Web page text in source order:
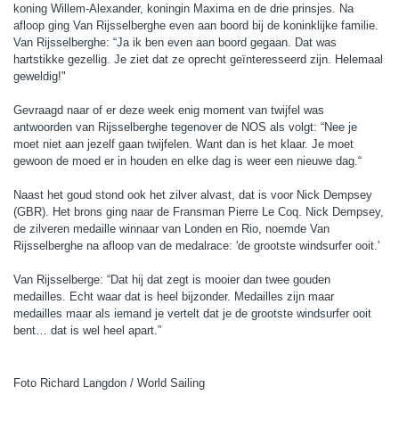
koning Willem-Alexander, koningin Maxima en de drie prinsjes. Na
afloop ging Van Rijsselberghe even aan boord bij de koninklijke familie.
Van Rijsselberghe: “Ja ik ben even aan boord gegaan. Dat was
hartstikke gezellig. Je ziet dat ze oprecht geïnteresseerd zijn. Helemaal
geweldig!"
Gevraagd naar of er deze week enig moment van twijfel was
antwoorden van Rijsselberghe tegenover de NOS als volgt: “Nee je
moet niet aan jezelf gaan twijfelen. Want dan is het klaar. Je moet
gewoon de moed er in houden en elke dag is weer een nieuwe dag.“
Naast het goud stond ook het zilver alvast, dat is voor Nick Dempsey
(GBR). Het brons ging naar de Fransman Pierre Le Coq. Nick Dempsey,
de zilveren medaille winnaar van Londen en Rio, noemde Van
Rijsselberghe na afloop van de medalrace: 'de grootste windsurfer ooit.'
Van Rijsselberge: “Dat hij dat zegt is mooier dan twee gouden
medailles. Echt waar dat is heel bijzonder. Medailles zijn maar
medailles maar als iemand je vertelt dat je de grootste windsurfer ooit
bent… dat is wel heel apart.”
Foto Richard Langdon / World Sailing